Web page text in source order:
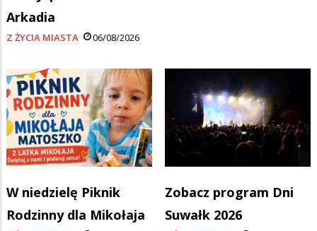
Arkadia
Z ŻYCIA MIASTA 06/08/2026
W niedzielę Piknik
Rodzinny dla Mikołaja
Zobacz program Dni
Suwałk 2026